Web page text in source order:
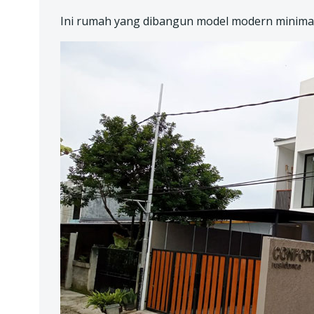
Ini rumah yang dibangun model modern